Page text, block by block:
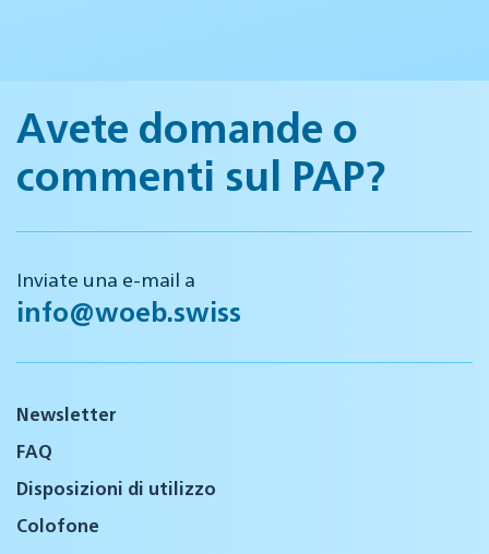
Avete domande o
commenti sul PAP?
Inviate una e-mail a
info@woeb.swiss
Newsletter
FAQ
Disposizioni di utilizzo
Colofone